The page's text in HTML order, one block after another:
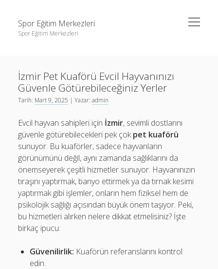
Spor Eğitim Merkezleri
Spor Eğitim Merkezleri
menüyü
aç
Sayfa Listesi
Şifresiz Instagram Beğeni Arttırma
Liste
Şifresiz Instagram Beğeni Arttırma
Tiktok Yorum Yükleme Bedava
İzmir Pet Kuaförü Evcil Hayvanınızı
Güvenle Götürebileceğiniz Yerler
Tarih: Mart 9, 2025 | Yazar:admin
Evcil hayvan sahipleri için İzmir, sevimli dostlarını
güvenle götürebilecekleri pek çokpet kuaförü
sunuyor. Bu kuaförler, sadece hayvanların
görünümünü değil, aynı zamanda sağlıklarını da
önemseyerek çeşitli hizmetler sunuyor. Hayvanınızın
tıraşını yaptırmak, banyo ettirmek ya da tırnak kesimi
yaptırmak gibi işlemler, onların hem fiziksel hem de
psikolojik sağlığı açısından büyük önem taşıyor. Peki,
bu hizmetleri alırken nelere dikkat etmelisiniz? İşte
birkaç ipucu:
Güvenilirlik: Kuaförün referanslarını kontrol
edin.